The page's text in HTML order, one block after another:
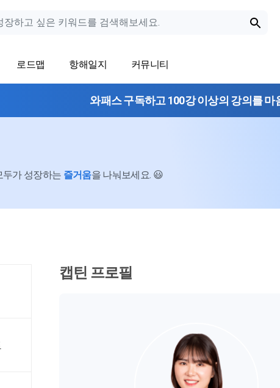
로드맵 항해일지 커뮤니티
와패스 구독하고 100강 이상의 강의를 마
두가 성장하는 즐거움을 나눠보세요. 😃
캡틴 프로필